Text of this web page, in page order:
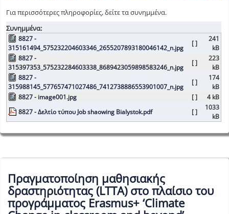
Για περισσότερες πληροφορίες, δείτε τα συνημμένα.
Συνημμένα:
8827 -
315161494_575232204603346_2655207893180046142_n.jpg
[ ]
241
kB
8827 -
315397353_575232284603338_8689423059898583246_n.jpg
[ ]
223
kB
8827 -
315988145_577657471027486_7412738886553901007_n.jpg
[ ]
174
kB
8827 - image001.jpg
[ ]
4 kB
8827 - Δελτίο τύπου Job shaowing Bialystok.pdf
[ ]
1033
kB
Πραγματοποίηση μαθησιακής
δραστηριότητας (LTTA) στο πλαίσιο του
προγράμματος Erasmus+ ‘Climate